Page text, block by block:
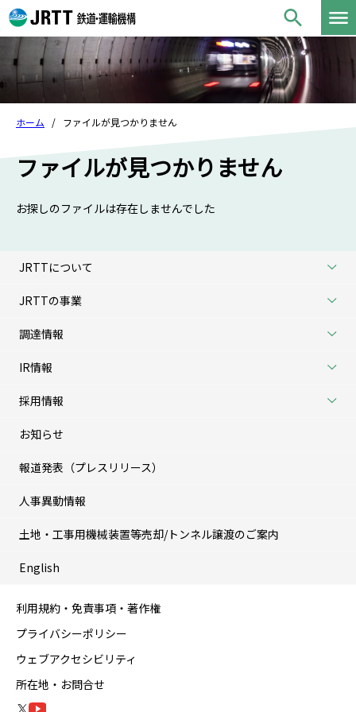
ホーム ファイルが見つかりません
ファイルが見つかりません
お探しのファイルは存在しませんでした
JRTTについて
JRTTの事業
調達情報
IR情報
採用情報
お知らせ
報道発表（プレスリリース）
人事異動情報
土地・工事用機械装置等売却/トンネル譲渡のご案内
English
利用規約・免責事項・著作権
プライバシーポリシー
ウェブアクセシビリティ
所在地・お問合せ